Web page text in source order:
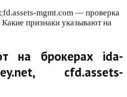
на брокерах ida-
cfd.assets-